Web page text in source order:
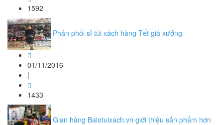
1592
Phân phối sỉ túi xách hàng Tết giá xưởng
01/11/2016
|
1433
Gian hàng Balotuixach.vn giới thiệu sản phẩm hơn